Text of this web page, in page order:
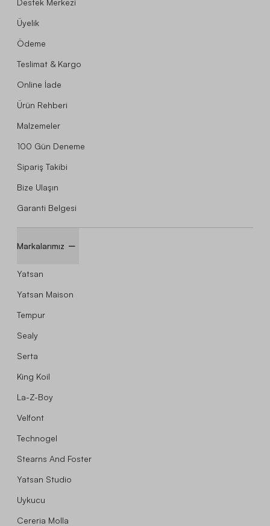
Üyelik
Ödeme
Teslimat & Kargo
Online İade
Ürün Rehberi
Malzemeler
100 Gün Deneme
Sipariş Takibi
Bize Ulaşın
Garanti Belgesi
Markalarımız
Yatsan
Yatsan Maison
Tempur
Sealy
Serta
King Koil
La-Z-Boy
Velfont
Technogel
Stearns And Foster
Yatsan Studio
Uykucu
Cereria Molla